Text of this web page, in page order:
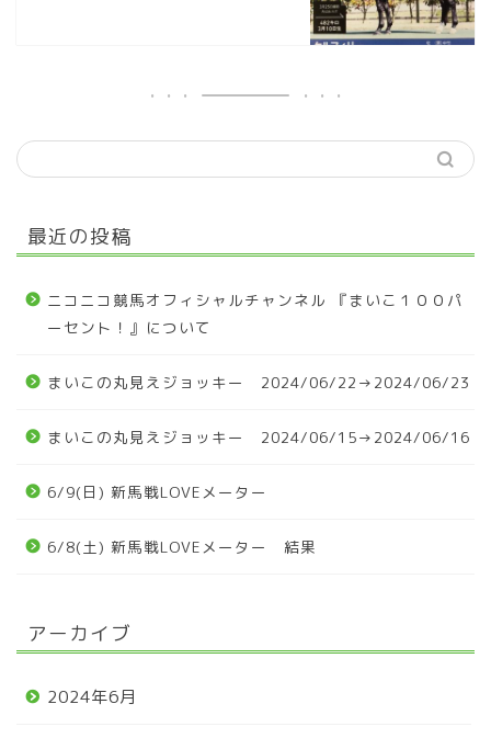
最近の投稿
ニコニコ競馬オフィシャルチャンネル 『まいこ１００パ
ーセント！』について
まいこの丸見えジョッキー 2024/06/22→2024/06/23
まいこの丸見えジョッキー 2024/06/15→2024/06/16
6/9(日) 新馬戦LOVEメーター
6/8(土) 新馬戦LOVEメーター 結果
アーカイブ
2024年6月